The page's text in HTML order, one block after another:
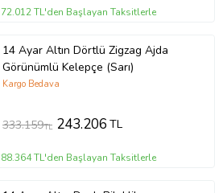
72.012 TL'den Başlayan Taksitlerle
14 Ayar Altın Dörtlü Zigzag Ajda
Görünümlü Kelepçe (Sarı)
Kargo Bedava
333.159TL 243.206TL
88.364 TL'den Başlayan Taksitlerle